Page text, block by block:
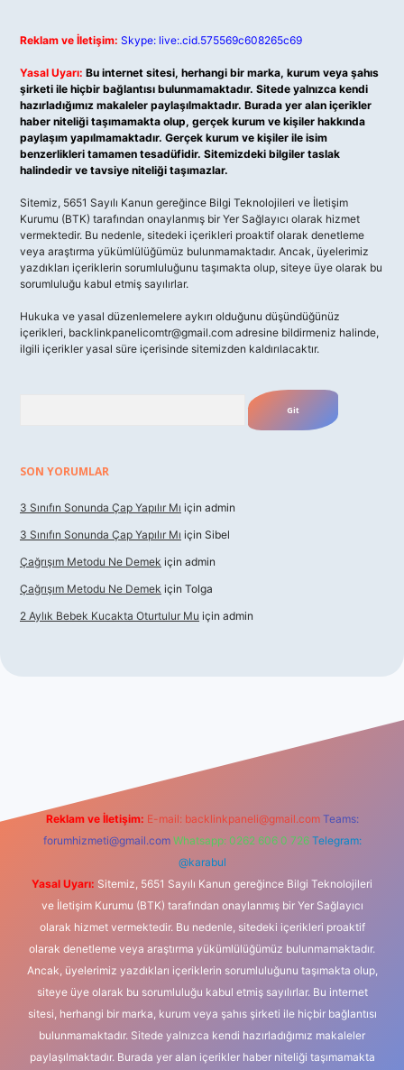
Reklam ve İletişim: Skype: live:.cid.575569c608265c69
Yasal Uyarı: Bu internet sitesi, herhangi bir marka, kurum veya şahıs
şirketi ile hiçbir bağlantısı bulunmamaktadır. Sitede yalnızca kendi
hazırladığımız makaleler paylaşılmaktadır. Burada yer alan içerikler
haber niteliği taşımamakta olup, gerçek kurum ve kişiler hakkında
paylaşım yapılmamaktadır. Gerçek kurum ve kişiler ile isim
benzerlikleri tamamen tesadüfidir. Sitemizdeki bilgiler taslak
halindedir ve tavsiye niteliği taşımazlar.
Sitemiz, 5651 Sayılı Kanun gereğince Bilgi Teknolojileri ve İletişim
Kurumu (BTK) tarafından onaylanmış bir Yer Sağlayıcı olarak hizmet
vermektedir. Bu nedenle, sitedeki içerikleri proaktif olarak denetleme
veya araştırma yükümlülüğümüz bulunmamaktadır. Ancak, üyelerimiz
yazdıkları içeriklerin sorumluluğunu taşımakta olup, siteye üye olarak bu
sorumluluğu kabul etmiş sayılırlar.
Hukuka ve yasal düzenlemelere aykırı olduğunu düşündüğünüz
içerikleri, backlinkpanelicomtr@gmail.com adresine bildirmeniz halinde,
ilgili içerikler yasal süre içerisinde sitemizden kaldırılacaktır.
SON YORUMLAR
3 Sınıfın Sonunda Çap Yapılır Mı için admin
3 Sınıfın Sonunda Çap Yapılır Mı için Sibel
Çağrışım Metodu Ne Demek için admin
Çağrışım Metodu Ne Demek için Tolga
2 Aylık Bebek Kucakta Oturtulur Mu için admin
Reklam ve İletişim: E-mail: backlinkpaneli@gmail.com Teams:
forumhizmeti@gmail.com Whatsapp: 0262 606 0 726 Telegram:
@karabul
Yasal Uyarı: Sitemiz, 5651 Sayılı Kanun gereğince Bilgi Teknolojileri
ve İletişim Kurumu (BTK) tarafından onaylanmış bir Yer Sağlayıcı
olarak hizmet vermektedir. Bu nedenle, sitedeki içerikleri proaktif
olarak denetleme veya araştırma yükümlülüğümüz bulunmamaktadır.
Ancak, üyelerimiz yazdıkları içeriklerin sorumluluğunu taşımakta olup,
siteye üye olarak bu sorumluluğu kabul etmiş sayılırlar. Bu internet
sitesi, herhangi bir marka, kurum veya şahıs şirketi ile hiçbir bağlantısı
bulunmamaktadır. Sitede yalnızca kendi hazırladığımız makaleler
paylaşılmaktadır. Burada yer alan içerikler haber niteliği taşımamakta